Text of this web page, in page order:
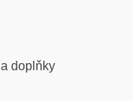
a doplňky